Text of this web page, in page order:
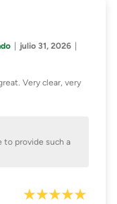
julio 31, 2026
Very clear, very
to provide such a